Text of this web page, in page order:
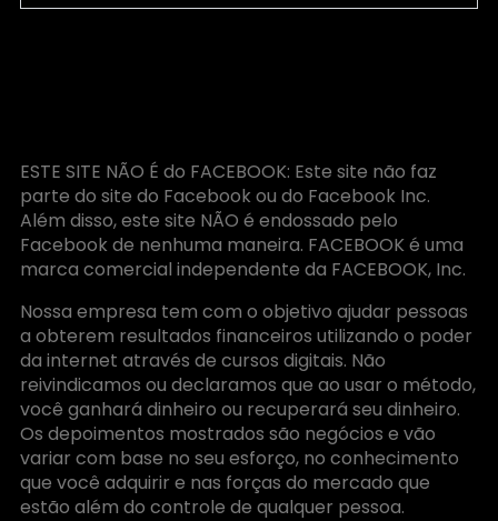
ESTE SITE NÃO É do FACEBOOK: Este site não faz
parte do site do Facebook ou do Facebook Inc.
Além disso, este site NÃO é endossado pelo
Facebook de nenhuma maneira. FACEBOOK é uma
marca comercial independente da FACEBOOK, Inc.
Nossa empresa tem com o objetivo ajudar pessoas
a obterem resultados financeiros utilizando o poder
da internet através de cursos digitais. Não
reivindicamos ou declaramos que ao usar o método,
você ganhará dinheiro ou recuperará seu dinheiro.
Os depoimentos mostrados são negócios e vão
variar com base no seu esforço, no conhecimento
que você adquirir e nas forças do mercado que
estão além do controle de qualquer pessoa.